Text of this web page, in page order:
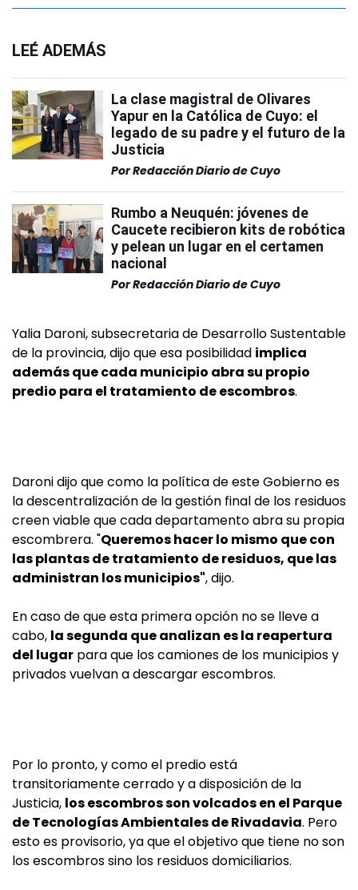
LEÉ ADEMÁS
La clase magistral de Olivares
Yapur en la Católica de Cuyo: el
legado de su padre y el futuro de la
Justicia
PorRedacción Diario de Cuyo
Rumbo a Neuquén: jóvenes de
Caucete recibieron kits de robótica
y pelean un lugar en el certamen
nacional
PorRedacción Diario de Cuyo
Yalia Daroni, subsecretaria de Desarrollo Sustentable
de la provincia, dijo que esa posibilidad implica
además que cada municipio abra su propio
predio para el tratamiento de escombros.
Daroni dijo que como la política de este Gobierno es
la descentralización de la gestión final de los residuos
creen viable que cada departamento abra su propia
escombrera. "Queremos hacer lo mismo que con
las plantas de tratamiento de residuos, que las
administran los municipios", dijo.
En caso de que esta primera opción no se lleve a
cabo, la segunda que analizan es la reapertura
del lugar para que los camiones de los municipios y
privados vuelvan a descargar escombros.
Por lo pronto, y como el predio está
transitoriamente cerrado y a disposición de la
Justicia, los escombros son volcados en el Parque
de Tecnologías Ambientales de Rivadavia. Pero
esto es provisorio, ya que el objetivo que tiene no son
los escombros sino los residuos domiciliarios.